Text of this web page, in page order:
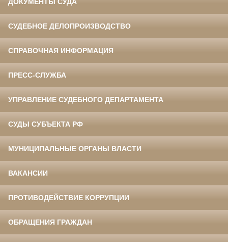
СУДЕБНОЕ ДЕЛОПРОИЗВОДСТВО
СПРАВОЧНАЯ ИНФОРМАЦИЯ
ПРЕСС-СЛУЖБА
УПРАВЛЕНИЕ СУДЕБНОГО ДЕПАРТАМЕНТА
СУДЫ СУБЪЕКТА РФ
МУНИЦИПАЛЬНЫЕ ОРГАНЫ ВЛАСТИ
ВАКАНСИИ
ПРОТИВОДЕЙСТВИЕ КОРРУПЦИИ
ОБРАЩЕНИЯ ГРАЖДАН